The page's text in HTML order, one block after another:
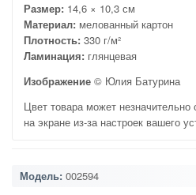
Размер: 14,6 × 10,3 см
Материал: мелованный картон
Плотность: 330 г/м²
Ламинация: глянцевая
Изображение © Юлия Батурина
Цвет товара может незначительно
на экране из-за настроек вашего
Модель: 002594